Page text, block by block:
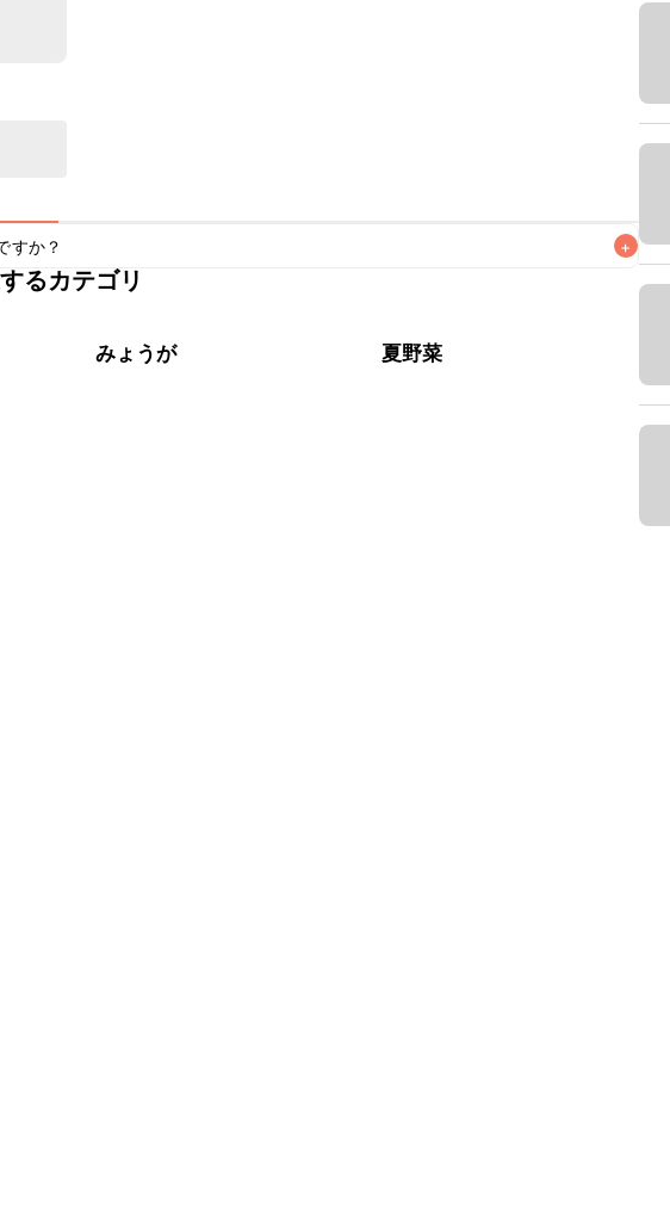
すか？ +
中が目安です。なるべくお早めにお召し上がりください。
るカテゴリ
みょうが 夏野菜